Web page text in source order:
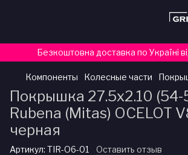
Безкоштовна доставка по Україні
Компоненты Колесные части
Покрышка 27.5x2.10 (54-
Rubena (Mitas) OCELOT
черная
Артикул: TIR-O6-01 Оставить отзыв